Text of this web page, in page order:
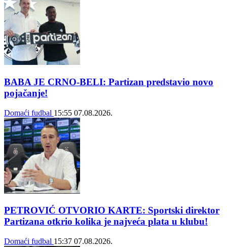
BABA JE CRNO-BELI: Partizan predstavio novo
pojačanje!
Domaći fudbal 15:55 07.08.2026.
PETROVIĆ OTVORIO KARTE: Sportski direktor
Partizana otkrio kolika je najveća plata u klubu!
Domaći fudbal 15:37 07.08.2026.